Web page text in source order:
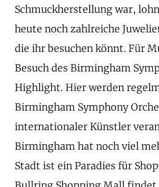
Schmuckherstellung war,
heute noch zahlreiche
die ihr besuchen könnt. Für
Besuch des Birmingham
Highlight. Hier werden
Birmingham Symphony
internationaler Künstler
Birmingham hat noch viel
Stadt ist ein Paradies für